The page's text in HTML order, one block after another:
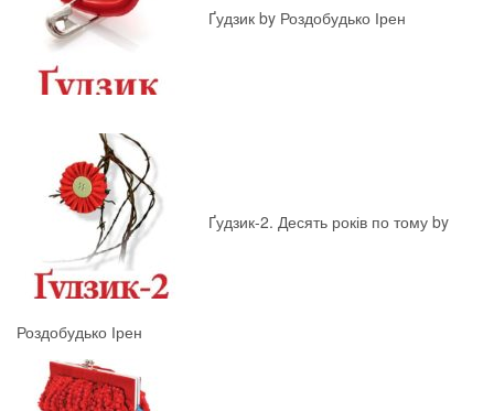
Ґудзик by Роздобудько Ірен
Ґудзик-2. Десять років по тому by
Роздобудько Ірен